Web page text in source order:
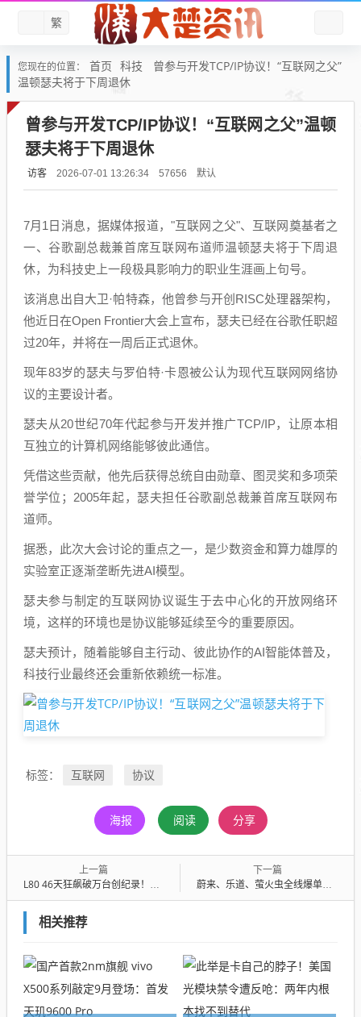
繁
您现在的位置： 首页 科技
曾参与开发TCP/IP协议！“互联网之父”
温顿瑟夫将于下周退休
曾参与开发TCP/IP协议！“互联网之父”温顿
瑟夫将于下周退休
访客 2026-07-01 13:26:34 57656 默认
7月1日消息，据媒体报道，"互联网之父"、互联网奠基者之
一、谷歌副总裁兼首席互联网布道师温顿瑟夫将于下周退
休，为科技史上一段极具影响力的职业生涯画上句号。
该消息出自大卫·帕特森，他曾参与开创RISC处理器架构，
他近日在Open Frontier大会上宣布，瑟夫已经在谷歌任职超
过20年，并将在一周后正式退休。
现年83岁的瑟夫与罗伯特·卡恩被公认为现代互联网网络协
议的主要设计者。
瑟夫从20世纪70年代起参与开发并推广TCP/IP，让原本相
互独立的计算机网络能够彼此通信。
凭借这些贡献，他先后获得总统自由勋章、图灵奖和多项荣
誉学位；2005年起，瑟夫担任谷歌副总裁兼首席互联网布
道师。
据悉，此次大会讨论的重点之一，是少数资金和算力雄厚的
实验室正逐渐垄断先进AI模型。
瑟夫参与制定的互联网协议诞生于去中心化的开放网络环
境，这样的环境也是协议能够延续至今的重要原因。
瑟夫预计，随着能够自主行动、彼此协作的AI智能体普及，
科技行业最终还会重新依赖统一标准。
标签： 互联网 协议
海报 阅读 分享
上一篇
L80 46天狂飙破万台创纪录！乐道6月交付11,743台 大涨超8成
下一篇
蔚来、乐道、萤火虫全线爆单！蔚来6月交付40,597台 创年内新高
相关推荐